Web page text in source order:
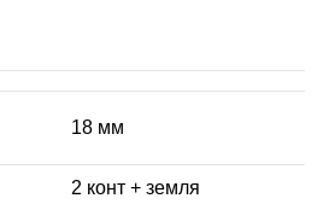
18 мм
2 конт + земля